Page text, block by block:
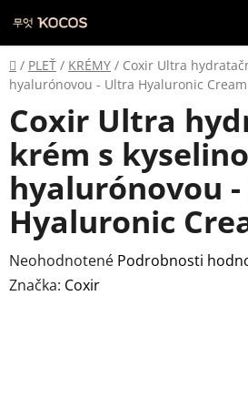
na
obsah
Domov
/ PLEŤ / KRÉMY / Coxir Ultra
hyalurónovou - Ultra Hyaluronic
Coxir Ultra
krém s
hyalurónovou
Hyaluronic
Priemerné
hodnotenie
Neohodnotené Podrobnosti
Značka: Coxir